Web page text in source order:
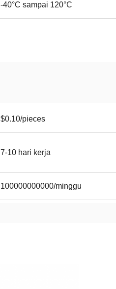
-40°C sampai 120°C
$0.10/pieces
7-10 hari kerja
100000000000/minggu